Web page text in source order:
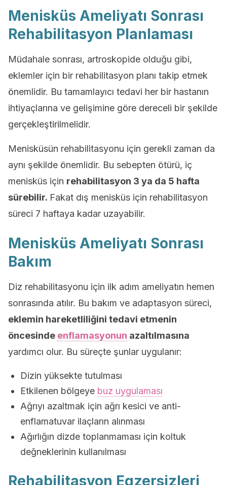
Menisküs Ameliyatı Sonrası
Rehabilitasyon Planlaması
Müdahale sonrası, artroskopide olduğu gibi,
eklemler için bir rehabilitasyon planı takip etmek
önemlidir. Bu tamamlayıcı tedavi her bir hastanın
ihtiyaçlarına ve gelişimine göre dereceli bir şekilde
gerçekleştirilmelidir.
Menisküsün rehabilitasyonu için gerekli zaman da
aynı şekilde önemlidir. Bu sebepten ötürü, iç
menisküs için rehabilitasyon 3 ya da 5 hafta
sürebilir. Fakat dış menisküs için rehabilitasyon
süreci 7 haftaya kadar uzayabilir.
Menisküs Ameliyatı Sonrası
Bakım
Diz rehabilitasyonu için ilk adım ameliyatın hemen
sonrasında atılır. Bu bakım ve adaptasyon süreci,
eklemin hareketliliğini tedavi etmenin
öncesinde enflamasyonun azaltılmasına
yardımcı olur. Bu süreçte şunlar uygulanır:
Dizin yüksekte tutulması
Etkilenen bölgeye buz uygulaması
Ağrıyı azaltmak için ağrı kesici ve anti-
enflamatuvar ilaçların alınması
Ağırlığın dizde toplanmaması için koltuk
değneklerinin kullanılması
Rehabilitasyon Egzersizleri